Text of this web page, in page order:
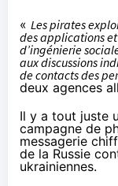
« Les pirates
des applications
d’ingénierie
aux discussions
de contacts des
deux agences
Il y a tout juste
campagne de
messagerie
de la Russie
ukrainiennes.